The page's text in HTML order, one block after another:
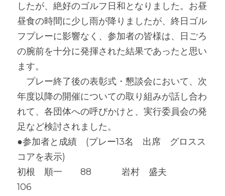
したが、絶好のゴルフ日和となりました。お昼
昼食の時間に少し雨が降りましたが、終日ゴル
フプレーに影響なく、参加者の皆様は、日ごろ
の腕前を十分に発揮された結果であったと思い
ます。
プレー終了後の表彰式・懇談会において、次
年度以降の開催についての取り組みが話し合わ
れて、各団体への呼びかけと、実行委員会の発
足など検討されました。
●参加者と成績　(プレー13名　出席　グロスス
コアを表示)
初根　順一　　88            岩村　盛夫
106